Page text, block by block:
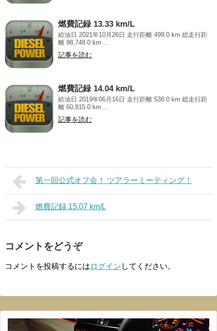
燃費記録 13.33 km/L
給油日 2021年10月26日 走行距離 499.0 km 総走行距
離 98,748.0 km ...
記事を読む
燃費記録 14.04 km/L
給油日 2019年06月16日 走行距離 538.0 km 総走行距
離 60,815.0 km ...
記事を読む
第一回公式オフ会！ ツアラーミーティング！
燃費記録 15.07 km/L
コメントをどうぞ
コメントを投稿するには ログイン してください。